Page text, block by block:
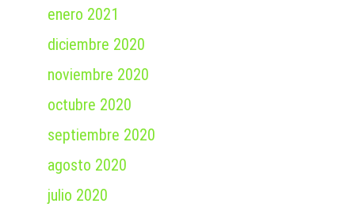
enero 2021
diciembre 2020
noviembre 2020
octubre 2020
septiembre 2020
agosto 2020
julio 2020